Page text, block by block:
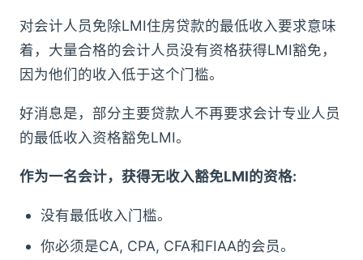
对会计人员免除LMI住房贷款的最低收入要求意味
着，大量合格的会计人员没有资格获得LMI豁免，
因为他们的收入低于这个门槛。
好消息是，部分主要贷款人不再要求会计专业人员
的最低收入资格豁免LMI。
作为一名会计，获得无收入豁免LMI的资格:
没有最低收入门槛。
你必须是CA, CPA, CFA和FIAA的会员。